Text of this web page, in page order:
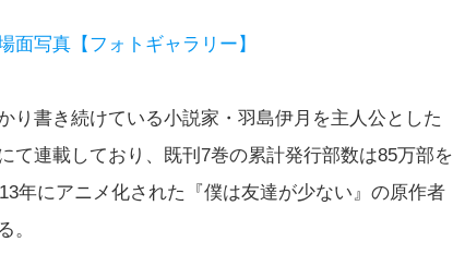
面写真【フォトギャラリー】
り書き続けている小説家・羽島伊月を主人公とした
連載しており、既刊7巻の累計発行部数は85万部を
年にアニメ化された『僕は友達が少ない』の原作者
。